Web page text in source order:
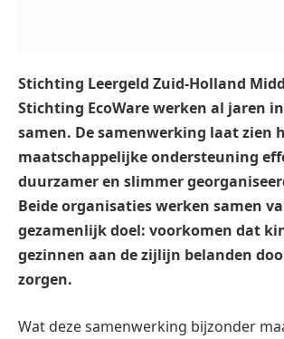
Stichting Leergeld Zuid-Holland
Stichting EcoWare werken al jaren
samen. De samenwerking laat zien
maatschappelijke ondersteuning
duurzamer en slimmer
Beide organisaties werken samen
gezamenlijk doel: voorkomen dat
gezinnen aan de zijlijn belanden
zorgen.
Wat deze samenwerking bijzonder